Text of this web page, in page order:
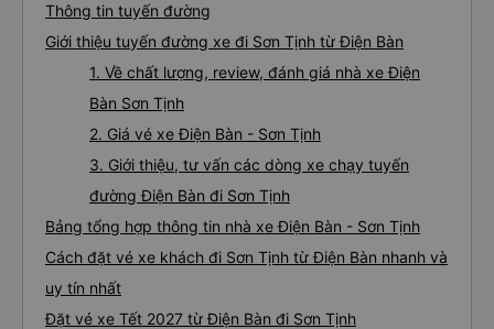
Thông tin tuyến đường
Giới thiệu tuyến đường xe đi Sơn Tịnh từ Điện Bàn
1. Về chất lượng, review, đánh giá nhà xe Điện
Bàn Sơn Tịnh
2. Giá vé xe Điện Bàn - Sơn Tịnh
3. Giới thiệu, tư vấn các dòng xe chạy tuyến
đường Điện Bàn đi Sơn Tịnh
Bảng tổng hợp thông tin nhà xe Điện Bàn - Sơn Tịnh
Cách đặt vé xe khách đi Sơn Tịnh từ Điện Bàn nhanh và
uy tín nhất
Đặt vé xe Tết 2027 từ Điện Bàn đi Sơn Tịnh